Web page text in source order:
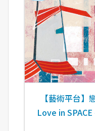
【藝術平台
Love in